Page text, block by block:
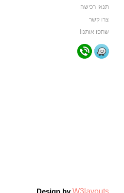
תנאי רכישה
צרו קשר
שתפו אותנו!